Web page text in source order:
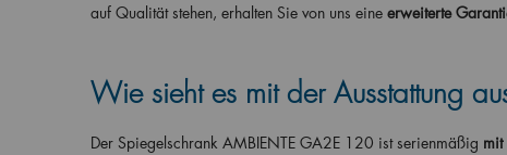
auf Qualität stehen, erhalten Sie von uns eine erweiterte
Wie sieht es mit der Ausstattung
Der Spiegelschrank AMBIENTE GA2E 120 ist serienmäßig